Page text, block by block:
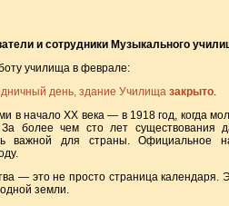
и сотрудники Музыкального
училища в феврале:
день, здание Училища закрыто.
в начало XX века — в 1918 год, когда
более чем сто лет существования
важной для страны. Официальное
— это не просто страница
земли.